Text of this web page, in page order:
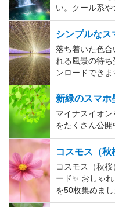
い。クール系や
シンプルなス
落ち着いた色合
れる風景の待
ンロードできま
新緑のスマホ
マイナスイオ
をたくさん公
コスモス（秋
コスモス（秋
ード✨️ おしゃ
を50枚集めまし